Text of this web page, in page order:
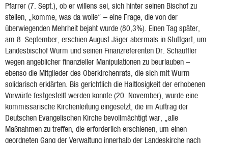
Pfarrer (7. Sept.), ob er willens sei, sich hinter seinen Bischof zu
stellen, „komme, was da wolle“ – eine Frage, die von der
überwiegenden Mehrheit bejaht wurde (80,3%). Einen Tag später,
am 8. September, erschien August Jäger abermals in Stuttgart, um
Landesbischof Wurm und seinen Finanzreferenten Dr. Schauffler
wegen angeblicher finanzieller Manipulationen zu beurlauben –
ebenso die Mitglieder des Oberkirchenrats, die sich mit Wurm
solidarisch erklärten. Bis gerichtlich die Haltlosigkeit der erhobenen
Vorwürfe festgestellt werden konnte (20. November), wurde eine
kommissarische Kirchenleitung eingesetzt, die im Auftrag der
Deutschen Evangelischen Kirche bevollmächtigt war, „alle
Maßnahmen zu treffen, die erforderlich erschienen, um einen
geordneten Gang der Verwaltung innerhalb der Landeskirche nach